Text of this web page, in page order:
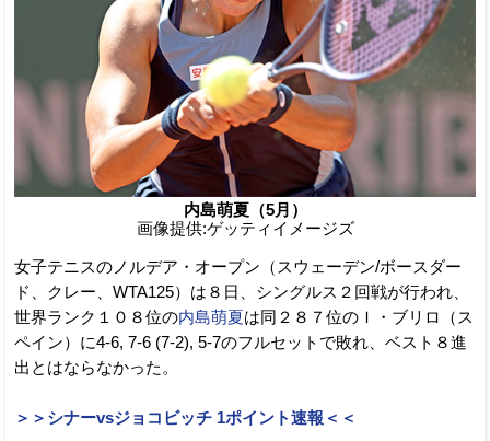
内島萌夏（5月）
画像提供:ゲッティイメージズ
女子テニスのノルデア・オープン（スウェーデン/ボースダー
ド、クレー、WTA125）は８日、シングルス２回戦が行われ、
世界ランク１０８位の内島萌夏 は同２８７位のＩ・ブリロ（ス
ペイン）に4-6, 7-6 (7-2), 5-7のフルセットで敗れ、ベスト８進
出とはならなかった。
＞＞シナーvsジョコビッチ 1ポイント速報＜＜